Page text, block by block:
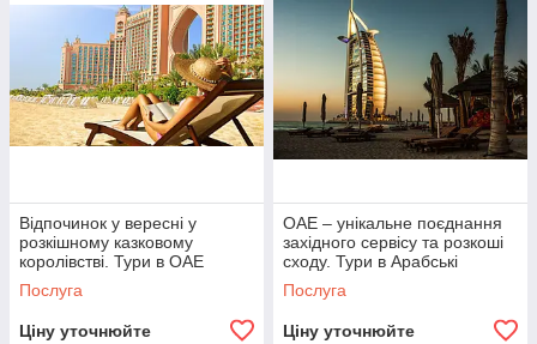
Відпочинок у вересні у
розкішному казковому
королівстві. Тури в ОАЕ
Послуга
Ціну уточнюйте
ОАЕ – унікальне поєднання
західного сервісу та розкоші
сходу. Тури в Арабські
Емірати у жовтні
Послуга
Ціну уточнюйте